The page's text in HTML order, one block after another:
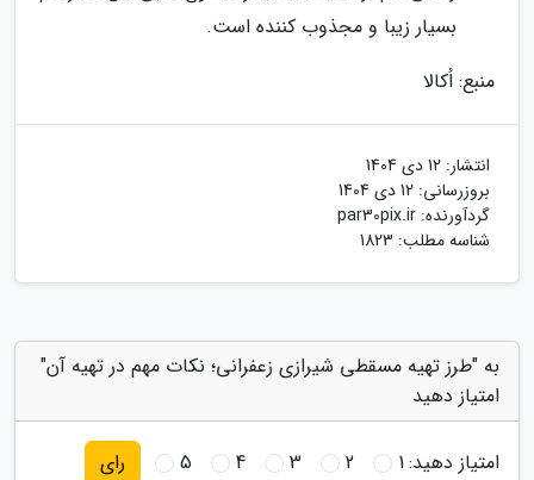
بسیار زیبا و مجذوب کننده است.
منبع: اُکالا
انتشار: 12 دی 1404
بروزرسانی: 12 دی 1404
گردآورنده: par30pix.ir
شناسه مطلب: 1823
به "طرز تهیه مسقطی شیرازی زعفرانی؛ نکات مهم در تهیه آن"
امتیاز دهید
امتیاز دهید:1
2
3
4
5 رای